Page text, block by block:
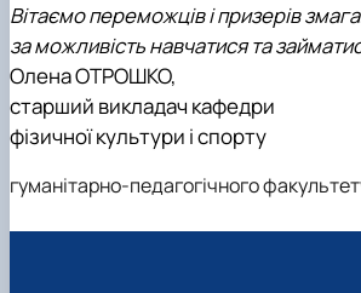
Вітаємо переможців і призерів
за можливість навчатися та
Олена ОТРОШКО,
старший викладач кафедри
фізичної культури і спорту
гуманітарно-педагогічного